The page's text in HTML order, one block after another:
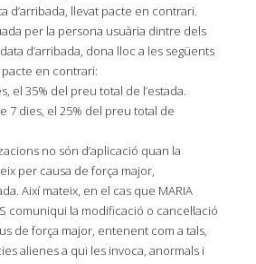
d’arribada, llevat pacte en contrari.
per la persona usuària dintre dels
d’arribada, dona lloc a les següents
en contrari:
el 35% del preu total de l’estada.
7 dies, el 25% del preu total de
no són d’aplicació quan la
per causa de força major,
Així mateix, en el cas que MARIA
comuniqui la modificació o cancel·lació
de força major, entenent com a tals,
alienes a qui les invoca, anormals i